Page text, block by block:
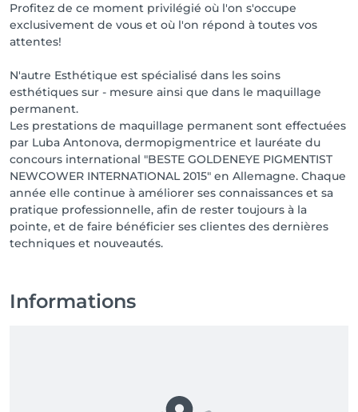
Profitez de ce moment privilégié où l'on s'occupe
exclusivement de vous et où l'on répond à toutes vos
attentes!
N'autre Esthétique est spécialisé dans les soins
esthétiques sur - mesure ainsi que dans le maquillage
permanent.
Les prestations de maquillage permanent sont effectuées
par Luba Antonova, dermopigmentrice et lauréate du
concours international "BESTE GOLDENEYE PIGMENTIST
NEWCOWER INTERNATIONAL 2015" en Allemagne. Chaque
année elle continue à améliorer ses connaissances et sa
pratique professionnelle, afin de rester toujours à la
pointe, et de faire bénéficier ses clientes des dernières
Informations